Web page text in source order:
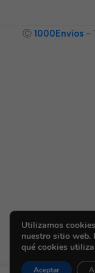
Ⓒ 1000Envíos -
Utilizamos
nuestro sitio web.
qué cookies
Aceptar